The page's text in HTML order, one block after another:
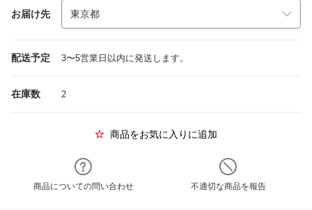
お届け先
配送予定 3〜5営業日以内に発送します。
在庫数 2
商品をお気に入りに追加
商品についての問い合わせ 不適切な商品を報告